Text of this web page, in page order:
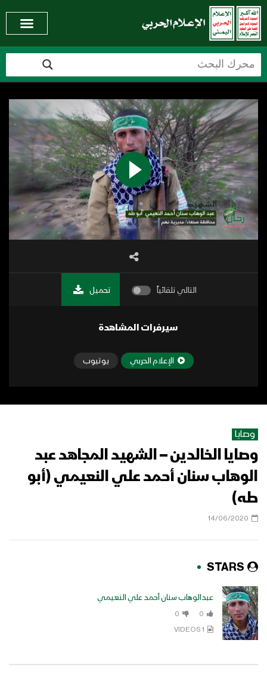
التالي تلقائياً تحميل
سيرفرات المشاهدة
الإعلام الحربي يوتيوب
وصايا
وصايا الخالدين – الشهيد المجاهد عبد
الوهاب سنان أحمد علي النعيمي (أبو
طه)
14/06/2020
STARS
عبدالوهاب سنان أحمد علي النعيمي
0
0
1 VIDEOS